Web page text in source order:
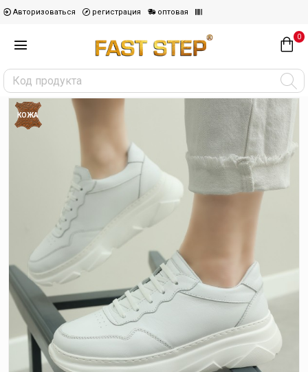
Авторизоваться регистрация оптовая
0
КОЖА